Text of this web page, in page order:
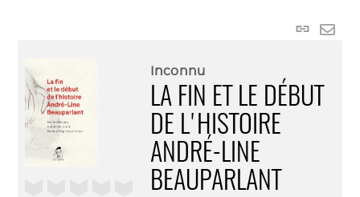
Lien
Inconnu
LA FIN ET LE DÉBUT
DE L'HISTOIRE
ANDRÉ-LINE
BEAUPARLANT